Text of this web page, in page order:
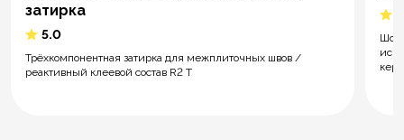
затирка
5.0
Трёхкомпонентная затирка для межплиточных швов /
реактивный клеевой состав R2 T
Шов